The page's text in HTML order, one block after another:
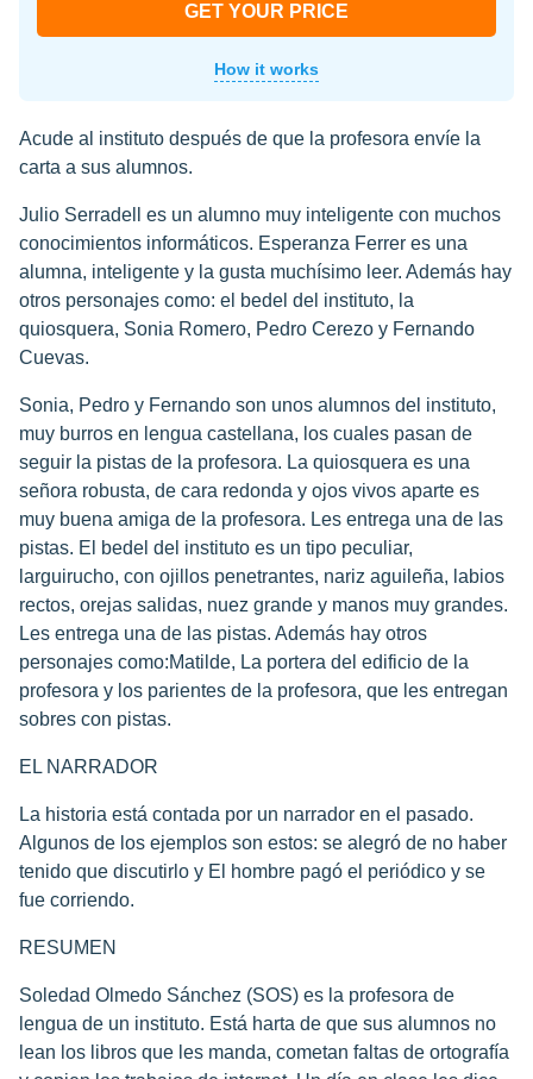
GET YOUR PRICE
How it works
Acude al instituto después de que la profesora envíe la
carta a sus alumnos.
Julio Serradell es un alumno muy inteligente con muchos
conocimientos informáticos. Esperanza Ferrer es una
alumna, inteligente y la gusta muchísimo leer. Además hay
otros personajes como: el bedel del instituto, la
quiosquera, Sonia Romero, Pedro Cerezo y Fernando
Cuevas.
Sonia, Pedro y Fernando son unos alumnos del instituto,
muy burros en lengua castellana, los cuales pasan de
seguir la pistas de la profesora. La quiosquera es una
señora robusta, de cara redonda y ojos vivos aparte es
muy buena amiga de la profesora. Les entrega una de las
pistas. El bedel del instituto es un tipo peculiar,
larguirucho, con ojillos penetrantes, nariz aguileña, labios
rectos, orejas salidas, nuez grande y manos muy grandes.
Les entrega una de las pistas. Además hay otros
personajes como:Matilde, La portera del edificio de la
profesora y los parientes de la profesora, que les entregan
sobres con pistas.
EL NARRADOR
La historia está contada por un narrador en el pasado.
Algunos de los ejemplos son estos: se alegró de no haber
tenido que discutirlo y El hombre pagó el periódico y se
fue corriendo.
RESUMEN
Soledad Olmedo Sánchez (SOS) es la profesora de
lengua de un instituto. Está harta de que sus alumnos no
lean los libros que les manda, cometan faltas de ortografía